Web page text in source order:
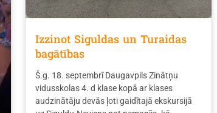
Izzinot Siguldas un Turaidas
bagātības
Š.g. 18. septembrī Daugavpils Zinātņu
vidusskolas 4. d klase kopā ar klases
audzinātāju devās ļoti gaidītajā ekskursijā